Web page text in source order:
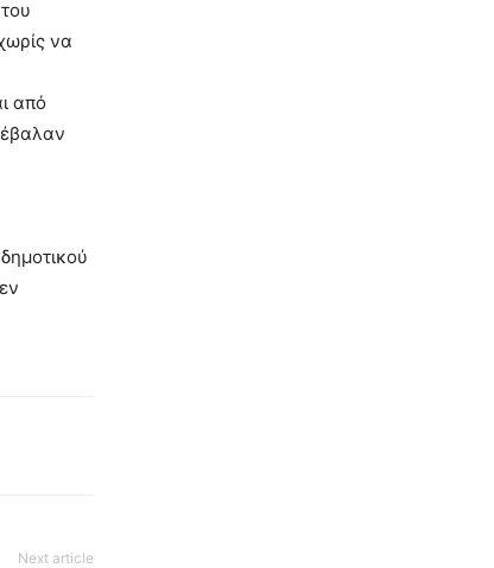
να
από
Next article